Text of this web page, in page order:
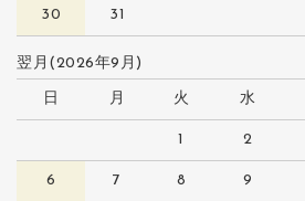
30 31
翌月(2026年9月)
日 月 火 水
1 2
6 7 8 9